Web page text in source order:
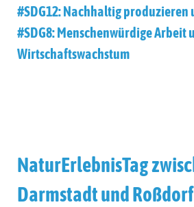
#SDG12: Nachhaltig produzieren
#SDG8: Menschenwürdige Arbeit
Wirtschaftswachstum
NaturErlebnisTag
Darmstadt und